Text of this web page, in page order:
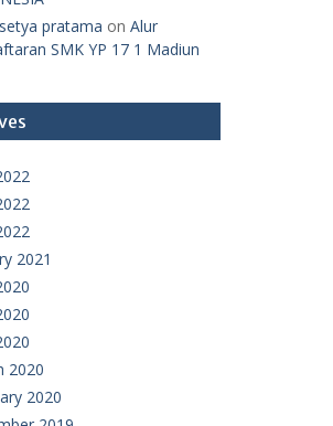
Alur
SMK YP 17 1 Madiun
2021
2020
2020
2019